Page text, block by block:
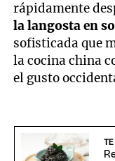
rápidamente
la langosta en
sofisticada que
la cocina china
el gusto
TE